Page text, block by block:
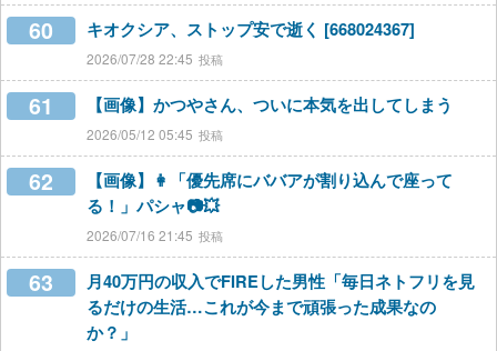
60 キオクシア、ストップ安で逝く [668024367]
2026/07/28 22:45
61 【画像】かつやさん、ついに本気を出してしまう
2026/05/12 05:45
62
【画像】👩「優先席にババアが割り込んで座って
る！」パシャ📷💥
2026/07/16 21:45
63
月40万円の収入でFIREした男性「毎日ネトフリを見
るだけの生活…これが今まで頑張った成果なの
か？」